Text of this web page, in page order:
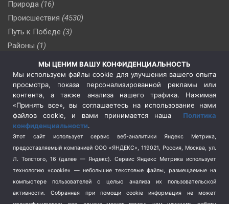
Природа (16)
Происшествия (4530)
Путь к Победе (3)
Районы (1)
Сельское хозяйство (3)
Социальная политика
(3)
Спецоперация в Украине
Спецоперация на Украине
(404)
Спорт (740)
Терроризм (1)
Транспорт (262)
Туризм (178)
Флот (76)
МЫ ЦЕНИМ ВАШУ КОНФИДЕНЦИАЛЬНОСТЬ
Мы используем файлы cookie для улучшения вашего опыта
просмотра, показа персонализированной рекламы или
контента, а также анализа нашего трафика. Нажимая
«Принять все», вы соглашаетесь на использование нами
файлов cookie, и вами принимается наша Политика
конфиденциальности.
Этот сайт использует сервис веб-аналитики Яндекс Метрика,
предоставляемый компанией ООО «ЯНДЕКС», 119021, Россия, Москва, ул.
Л. Толстого, 16 (далее — Яндекс). Сервис Яндекс Метрика использует
технологию «cookie» — небольшие текстовые файлы, размещаемые на
компьютере пользователей с целью анализа их пользовательской
активности.
Собранная при помощи cookie информация не может